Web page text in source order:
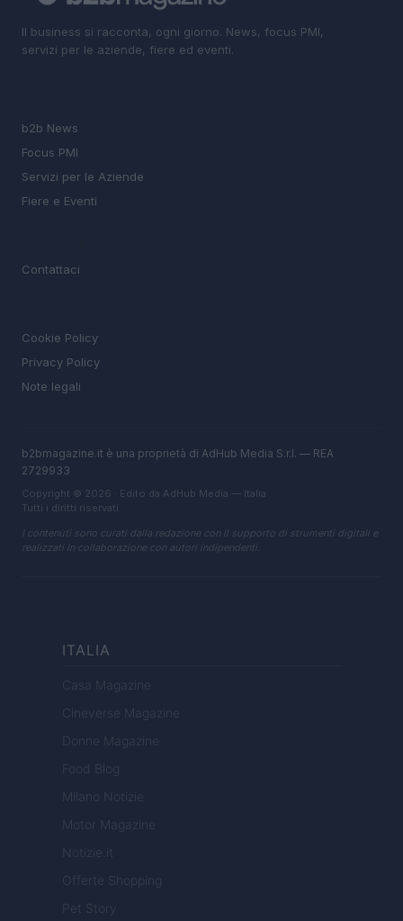
Il business si racconta, ogni giorno. News, focus PMI,
servizi per le aziende, fiere ed eventi.
b2b News
Focus PMI
Servizi per le Aziende
Fiere e Eventi
Contattaci
Cookie Policy
Privacy Policy
Note legali
b2bmagazine.it è una proprietà di AdHub Media S.r.l. — REA
2729933
Copyright © 2026 · Edito da AdHub Media — Italia
Tutti i diritti riservati
I contenuti sono curati dalla redazione con il supporto di strumenti digitali e
realizzati in collaborazione con autori indipendenti.
ITALIA
Casa Magazine
Cineverse Magazine
Donne Magazine
Food Blog
Milano Notizie
Motor Magazine
Notizie.it
Offerte Shopping
Pet Story